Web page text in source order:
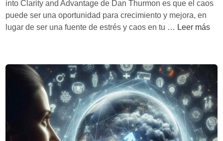
into Clarity and Advantage de Dan Thurmon es que el caos
puede ser una oportunidad para crecimiento y mejora, en
lugar de ser una fuente de estrés y caos en tu … T
n
s
f
o
r
m
a
Leer más